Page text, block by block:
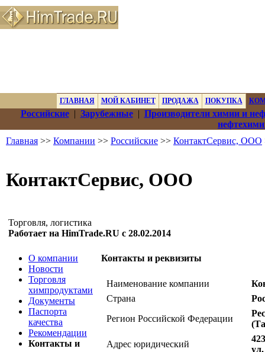
ГЛАВНАЯ МОЙ КАБИНЕТ ПРОДАЖА ПОКУПКА
Российские| Зарубежные| Производители химии и
Главная >> Компании >> Российские >> КонтактСервис, ООО
КонтактСервис, ООО
Торговля, логистика
Работает на HimTrade.RU с 28.02.2014
О компании
Новости
Торговля
химпродуктами
Документы
Паспорта
качества
Рекомендации
Контакты и
Контакты и реквизиты
Наименование компании
Страна
Регион Российской Федерации
Адрес юридический